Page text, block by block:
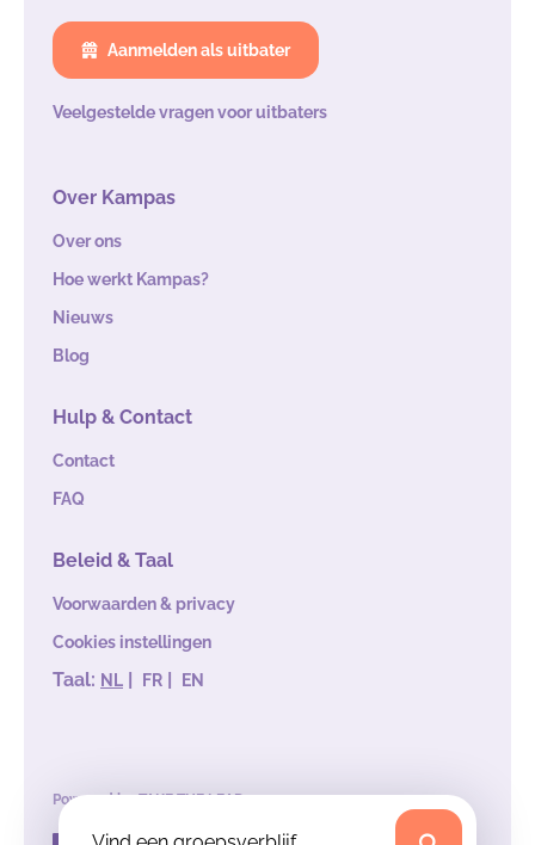
Aanmelden als uitbater
Veelgestelde vragen voor uitbaters
Over Kampas
Over ons
Hoe werkt Kampas?
Nieuws
Blog
Hulp & Contact
Contact
FAQ
Beleid & Taal
Voorwaarden & privacy
Cookies instellingen
Taal: NL | FR | EN
Powered byTAKE THE LEAD